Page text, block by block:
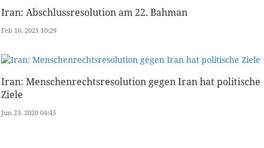
Iran: Abschlussresolution am 22. Bahman
Feb 10, 2021 10:29
Iran: Menschenrechtsresolution gegen Iran hat politische
Ziele
Jun 23, 2020 04:45